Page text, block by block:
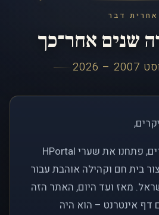
אחרית דבר
שנים אחר־כך
לפני כמעט שני עשורים, פתחנו את שערי HPortal
בית חם וקהילה אוהבת עבור
מאז ועד היום, האתר הזה
דף אינטרנט – הוא היה